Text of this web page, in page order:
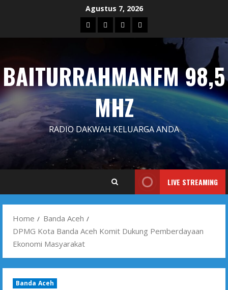
Agustus 7, 2026
Blog Contact
Us
Dengarkan
Siaran
Iklan
BAITURRAHMANFM 98,5
MHZ
RADIO DAKWAH KELUARGA ANDA
LIVE STREAMING
Home
Banda Aceh
DPMG Kota Banda Aceh Komit Dukung Pemberdayaan
Ekonomi Masyarakat
Banda Aceh